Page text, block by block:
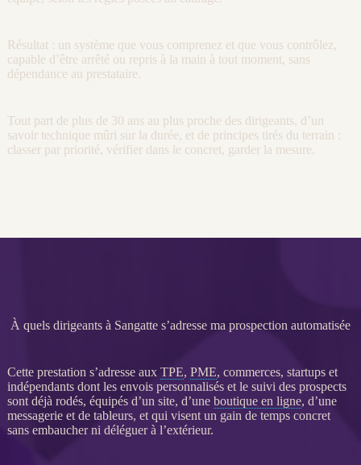
Résultat : un système que vous comprenez et que vous contrôlez,
capable d’être arrêté ou repris à la main à tout moment, sans
dépendance au prestataire.
Tout part de plus de 30 ans au plus proche des dirigeants, d’un
savoir technique mûri sur la durée, et de principes tirés du terrain :
classer par priorité, vérifier dans le concret, garder la mesure.
À quels dirigeants à Sangatte s’adresse ma prospection automatisée
Cette prestation s’adresse aux TPE, PME, commerces, startups et
indépendants dont les envois personnalisés et le suivi des prospects
sont déjà rodés, équipés d’un site, d’une boutique en ligne, d’une
messagerie et de tableurs, et qui visent un gain de temps concret
sans embaucher ni déléguer à l’extérieur.